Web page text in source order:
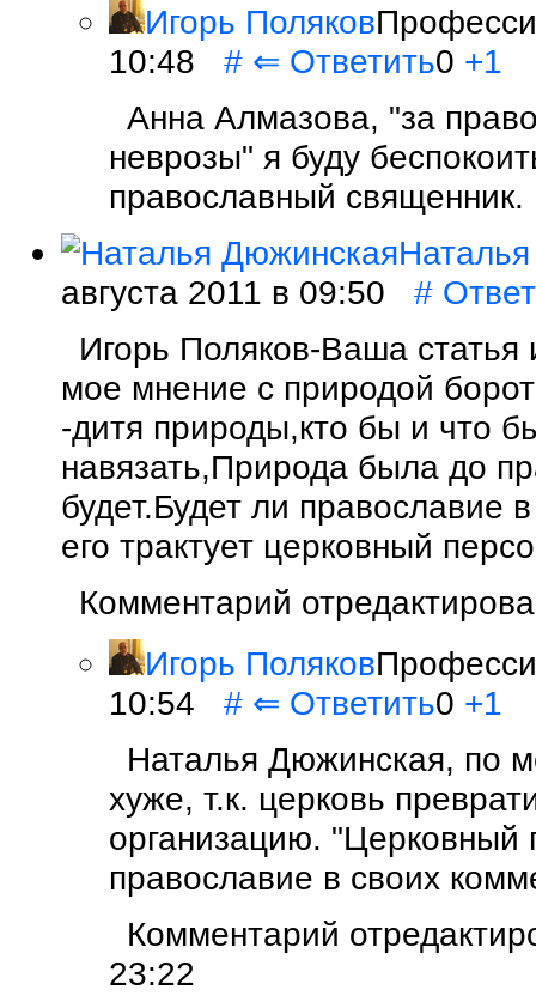
Игорь Поляков
10:48 # ⇐ Ответить0 +1
Анна Алмазова, "за
неврозы" я буду
православный священник.
августа 2011 в 09:50 #
Игорь Поляков-Ваша
мое мнение с природой
-дитя природы,кто бы и что
навязать,Природа была до
будет.Будет ли православие
его трактует церковный
Комментарий
Игорь Поляков
10:54 # ⇐ Ответить0 +1
Наталья Дюжинская, по
хуже, т.к. церковь
организацию. "Церковный
православие в своих
Комментарий
23:22